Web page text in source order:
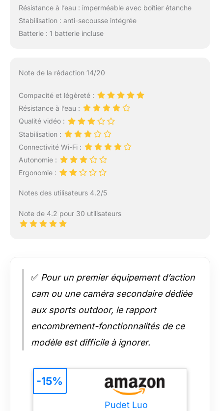
Résistance à l’eau : imperméable avec boîtier étanche
Stabilisation : anti-secousse intégrée
Batterie : 1 batterie incluse
Note de la rédaction 14/20
Compacité et légèreté :
Résistance à l’eau :
Qualité vidéo :
Stabilisation :
Connectivité Wi-Fi :
Autonomie :
Ergonomie :
Notes des utilisateurs 4.2/5
Note de 4.2 pour 30 utilisateurs
✅ Pour un premier équipement d’action
cam ou une caméra secondaire dédiée
aux sports outdoor, le rapport
encombrement-fonctionnalités de ce
modèle est difficile à ignorer.
Pudet Luo
-15%